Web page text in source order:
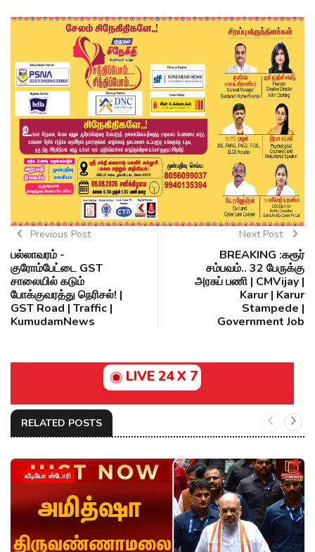
Previous Post
பல்லாவரம் -
குரோம்பேட்டை GST
சாலையில் கடும்
போக்குவரத்து நெரிசல்! |
GST Road | Traffic |
KumudamNews
Next Post
BREAKING :கரூர்
சம்பவம்.. 32 பேருக்கு
அரசுப் பணி | CMVijay |
Karur | Karur
Stampede |
Government Job
LIVE 24 X 7
RELATED POSTS
வீடியோ ஸ்டோரி